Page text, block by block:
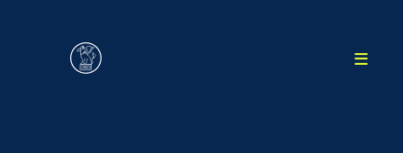
springen
≡